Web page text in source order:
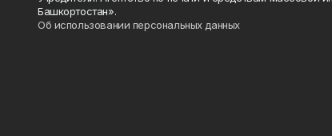
Башкортостан».
Об использовании персональных данных